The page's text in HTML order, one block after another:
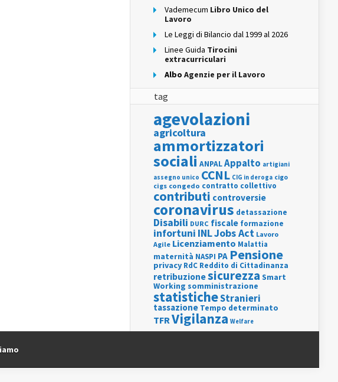
Vademecum Libro Unico del
Lavoro
Le Leggi di Bilancio dal 1999 al 2026
Linee Guida Tirocini
extracurriculari
Albo Agenzie per il Lavoro
tag
agevolazioni
agricoltura
ammortizzatori
sociali ANPALAppalto artigiani
assegno unico CCNL CIG in deroga cigo
cigs congedo contratto collettivo
contributi controversie
coronavirus detassazione
Disabili DURC fiscale formazione
infortuni INLJobs Act Lavoro
Agile Licenziamento Malattia
maternità NASPI PA Pensione
privacy RdC Reddito di Cittadinanza
retribuzionesicurezza Smart
Working somministrazione
statisticheStranieri
tassazione Tempo determinato
TFRVigilanza Welfare